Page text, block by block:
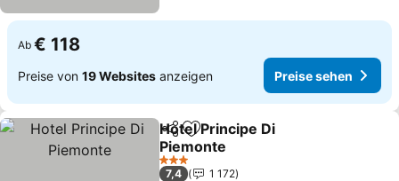
Ab € 118
Preise von 19 Websites anzeigen Preise sehen
TeilenZu Favoriten hinzufügen
Hotel Principe Di
Piemonte
Preise sehen
3 Sterne
7,4
1 172